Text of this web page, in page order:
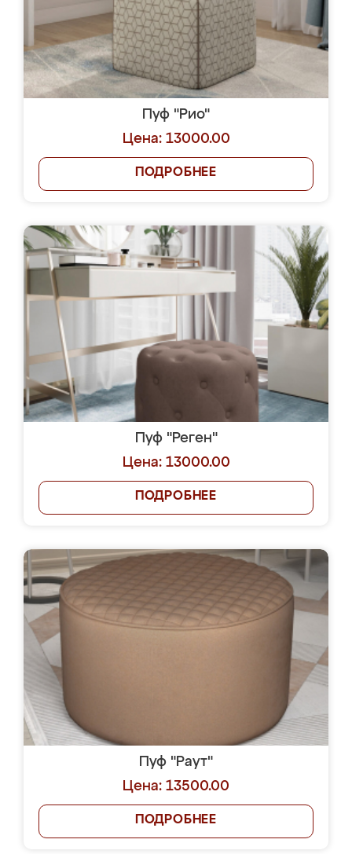
Пуф "Рио"
Цена: 13000.00
ПОДРОБНЕЕ
Пуф "Реген"
Цена: 13000.00
ПОДРОБНЕЕ
Пуф "Раут"
Цена: 13500.00
ПОДРОБНЕЕ